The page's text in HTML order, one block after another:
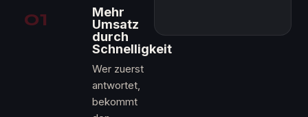
01
Mehr
Umsatz
durch
Schnelligkeit
Wer zuerst
antwortet,
bekommt